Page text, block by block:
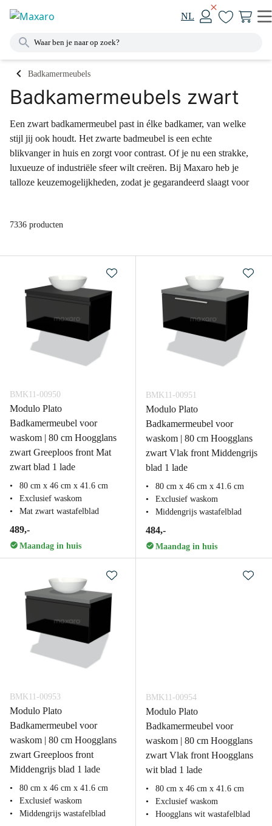
NL
Badkamermeubels
Badkamermeubels zwart
Een zwart badkamermeubel past in élke badkamer, van welke
stijl jij ook houdt. Het zwarte badmeubel is een echte
blikvanger in huis en zorgt voor contrast. Of je nu een strakke,
luxueuze of industriële sfeer wilt creëren. Bij Maxaro heb je
talloze keuzemogelijkheden, zodat je gegarandeerd slaagt voor
in onze megashowrooms.
7336 producten
BMK11-00950
Modulo Plato
Badkamermeubel voor
waskom | 80 cm Hoogglans
zwart Greeploos front Mat
zwart blad 1 lade
80 cm x 46 cm x 41.6 cm
Exclusief waskom
Mat zwart wastafelblad
489,-
Maandag in huis
BMK11-00951
Modulo Plato
Badkamermeubel voor
waskom | 80 cm Hoogglans
zwart Vlak front Middengrijs
blad 1 lade
80 cm x 46 cm x 41.6 cm
Exclusief waskom
Middengrijs wastafelblad
484,-
Maandag in huis
BMK11-00953
Modulo Plato
Badkamermeubel voor
waskom | 80 cm Hoogglans
zwart Greeploos front
Middengrijs blad 1 lade
80 cm x 46 cm x 41.6 cm
Exclusief waskom
Middengrijs wastafelblad
BMK11-00954
Modulo Plato
Badkamermeubel voor
waskom | 80 cm Hoogglans
zwart Vlak front Hoogglans
wit blad 1 lade
80 cm x 46 cm x 41.6 cm
Exclusief waskom
Hoogglans wit wastafelblad